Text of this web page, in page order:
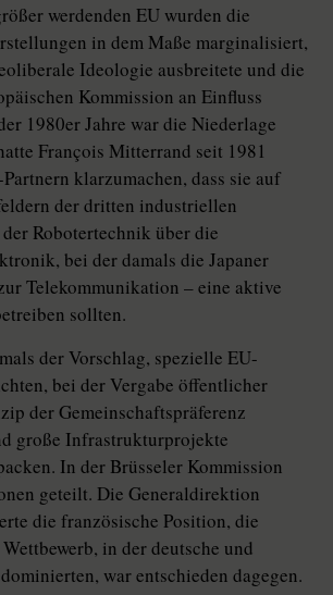
werdenden EU wurden die
in dem Maße marginalisiert,
Ideologie ausbreitete und die
Kommission an Einfluss
1980er Jahre war die Niederlage
François Mitterrand seit 1981
klarzumachen, dass sie auf
der dritten industriellen
Robotertechnik über die
bei der damals die Japaner
Telekommunikation – eine aktive
sollten.
der Vorschlag, spezielle EU-
bei der Vergabe öffentlicher
der Gemeinschaftspräferenz
große Infrastrukturprojekte
In der Brüsseler Kommission
geteilt. Die Generaldirektion
die französische Position, die
in der deutsche und
war entschieden dagegen.